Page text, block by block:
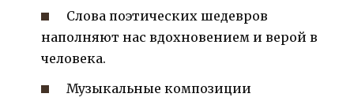
Слова поэтических шедевров
наполняют нас вдохновением и верой в
человека.
Музыкальные композиции